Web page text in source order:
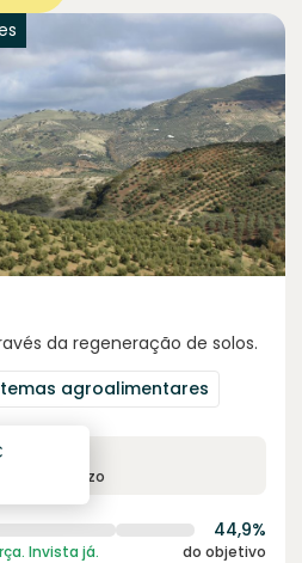
da regeneração de solos.
agroalimentares
prazo
44,9%
Invista já. do objetivo